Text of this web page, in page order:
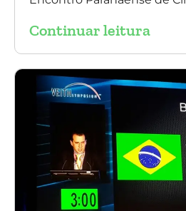
Continuar leitura